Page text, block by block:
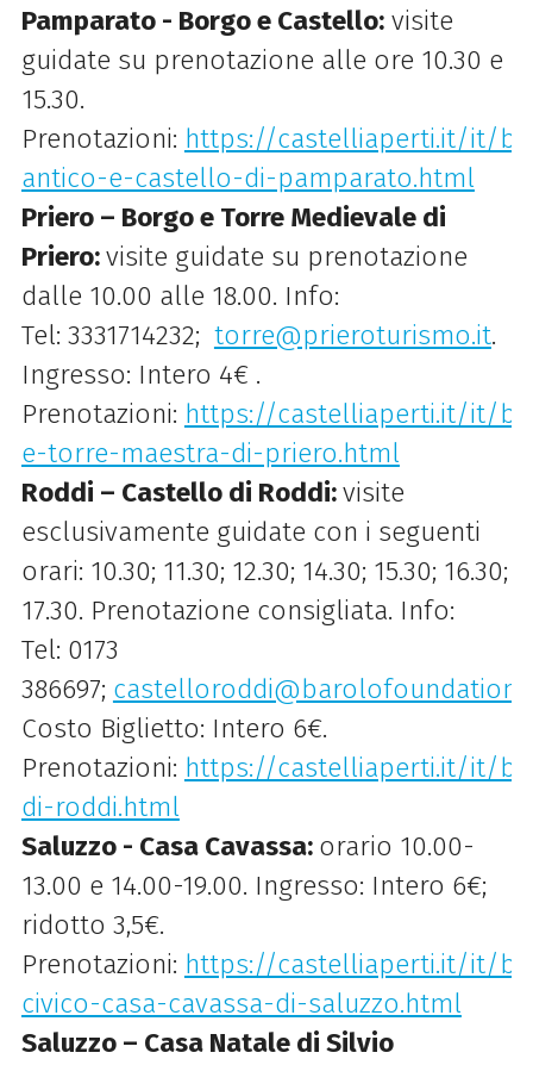
Pamparato - Borgo e Castello:visite
guidate su prenotazione alle ore 10.30 e
15.30.
Prenotazioni: https://castelliaperti.it/it/
antico-e-castello-di-pamparato.html
Priero – Borgo e Torre Medievale di
Priero:visite guidate su prenotazione
dalle 10.00 alle 18.00. Info:
Tel: 3331714232; torre@prieroturismo.it.
Ingresso: Intero 4€ .
Prenotazioni: https://castelliaperti.it/it/
e-torre-maestra-di-priero.html
Roddi – Castello di Roddi:visite
esclusivamente guidate con i seguenti
orari: 10.30; 11.30; 12.30; 14.30; 15.30; 16.30;
17.30. Prenotazione consigliata. Info:
Tel: 0173
386697;
Costo Biglietto: Intero 6€.
Prenotazioni: https://castelliaperti.it/it/
di-roddi.html
Saluzzo - Casa Cavassa: orario 10.00-
13.00 e 14.00-19.00. Ingresso: Intero 6€;
ridotto 3,5€.
Prenotazioni: https://castelliaperti.it/it/
civico-casa-cavassa-di-saluzzo.html
Saluzzo – Casa Natale di Silvio